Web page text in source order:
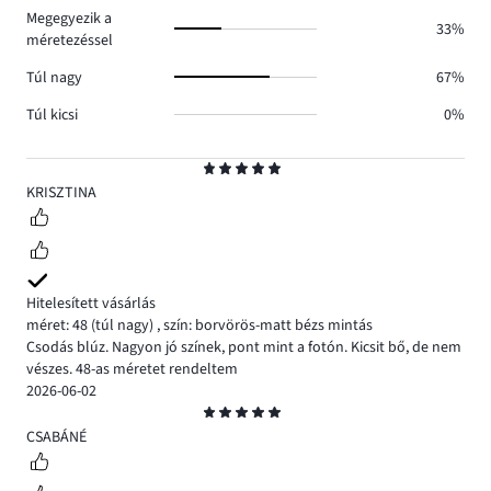
5
KRISZTINA
Hitelesített vásárlás
méret: 48 (túl nagy) ,szín: borvörös-matt bézs mintás
Csodás blúz. Nagyon jó színek, pont mint a fotón. Kicsit bő, de nem
vészes. 48-as méretet rendeltem
2026-06-02
5
CSABÁNÉ
Megegyezik a
méretezéssel
33%
Túl nagy
67%
Túl kicsi
0%